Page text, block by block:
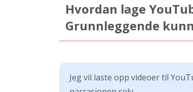
Hvordan lage
Grunnleggende
Jeg vil laste opp videoer til